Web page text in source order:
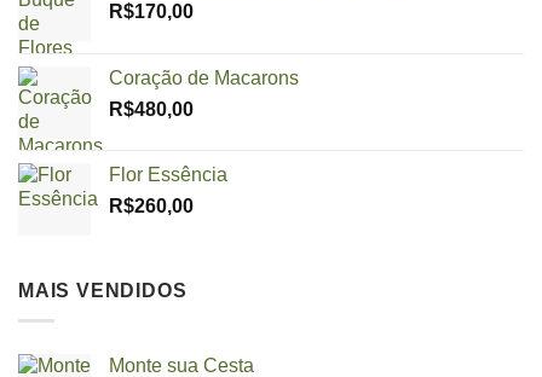
R$170,00
Coração de Macarons
R$480,00
Flor Essência
R$260,00
MAIS VENDIDOS
Monte sua Cesta